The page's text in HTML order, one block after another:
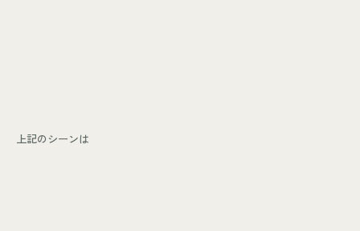
上記のシーンは